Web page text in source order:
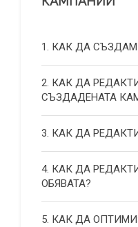
1. КАК ДА
2. КАК ДА
СЪЗДАДЕНАТА
3. КАК ДА
4. КАК ДА
ОБЯВАТА?
5. КАК ДА